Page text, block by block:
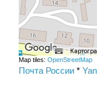
Map tiles: OpenStreetMap
Почта России *